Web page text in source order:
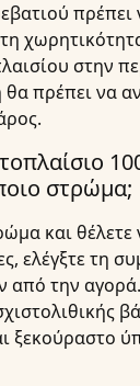
πρέπει
στην
πρέπει να
στρώμα;
και
ελέγξτε τη
από την
ξεκούραστο